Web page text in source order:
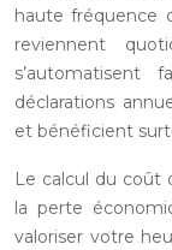
haute fréquence
reviennent
s’automatisent
déclarations
et bénéficient
Le calcul du coût
la perte
valoriser votre